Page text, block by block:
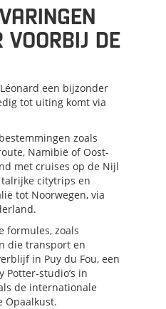
VOORBIJ DE
een bijzonder
tot uiting komt via
zoals
Namibië of Oost-
met cruises op de Nijl
citytrips en
tot Noorwegen, via
formules, zoals
die transport en
in Puy du Fou, een
studio’s in
de internationale
Opaalkust.